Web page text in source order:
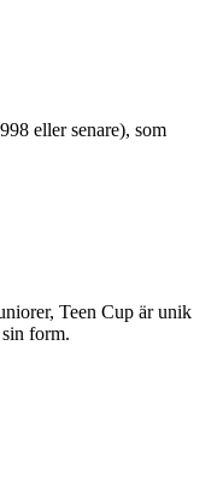
eller senare), som
Teen Cup är unik
form.